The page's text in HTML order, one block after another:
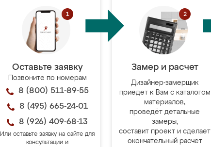
Оставьте заявку
Позвоните по номерам
8 (800) 511-89-55
8 (495) 665-24-01
8 (926) 409-68-13
Или оставьте заявку на сайте для
консультации и
Замер и расчет
Дизайнер-замерщик
приедет к Вам с каталогом
материалов,
проведёт детальные
замеры,
составит проект и сделает
окончательный расчёт